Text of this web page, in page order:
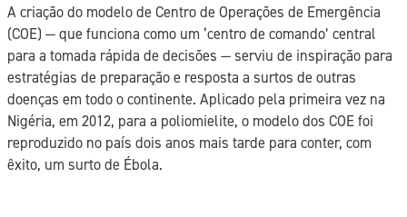
A criação do modelo de Centro de Operações de Emergência
(COE) — que funciona como um ‘centro de comando’ central
para a tomada rápida de decisões — serviu de inspiração para
estratégias de preparação e resposta a surtos de outras
doenças em todo o continente. Aplicado pela primeira vez na
Nigéria, em 2012, para a poliomielite, o modelo dos COE foi
reproduzido no país dois anos mais tarde para conter, com
êxito, um surto de Ébola.